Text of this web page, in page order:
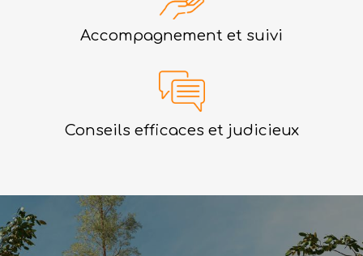
Accompagnement et suivi
Conseils efficaces et judicieux